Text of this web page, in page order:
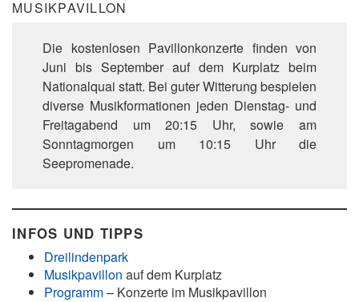
MUSIKPAVILLON
Die kostenlosen Pavillonkonzerte finden von
Juni bis September auf dem Kurplatz beim
Nationalquai statt. Bei guter Witterung bespielen
diverse Musikformationen jeden Dienstag- und
Freitagabend um 20:15 Uhr, sowie am
Sonntagmorgen um 10:15 Uhr die
Seepromenade.
INFOS UND TIPPS
Dreilindenpark
Musikpavillon auf dem Kurplatz
Programm– Konzerte im Musikpavillon